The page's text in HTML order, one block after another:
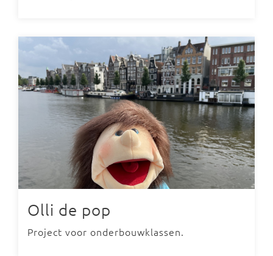
Olli de pop
Project voor onderbouwklassen.